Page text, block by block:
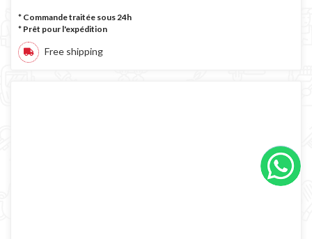
* Commande traitée sous 24h
* Prêt pour l'expédition
Free shipping